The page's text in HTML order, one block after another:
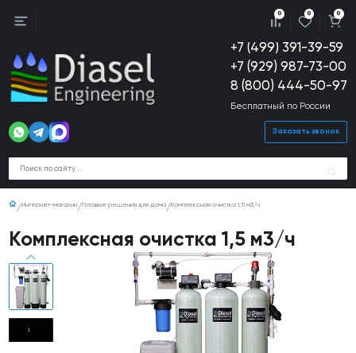
+7 (499) 391-39-59
+7 (929) 987-73-00
8 (800) 444-50-97
Бесплатный по России
Заказать звонок
0 0 0
Интернет-магазин Готовые решения для дома Комплексная очистка 1,5 м3/ч
Комплексная очистка 1,5 м3/ч